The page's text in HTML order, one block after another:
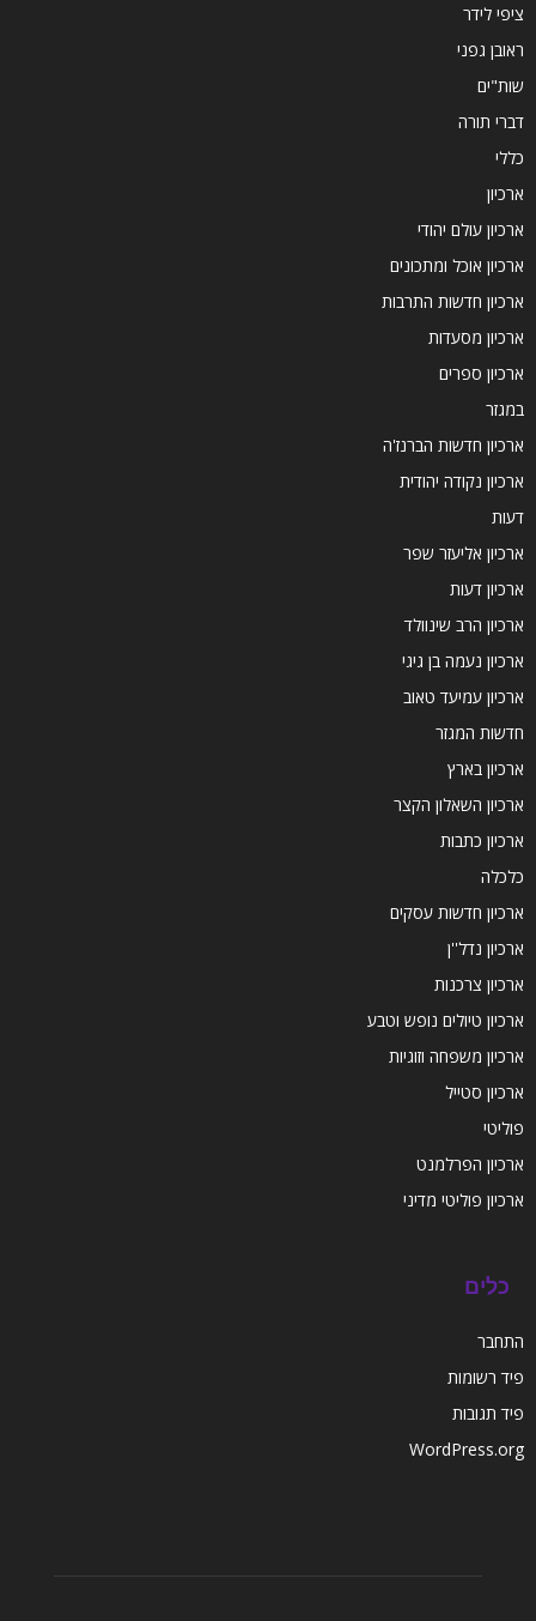
ציפי לידר
ראובן גפני
שות"ים
דברי תורה
כללי
ארכיון
ארכיון עולם יהודי
ארכיון אוכל ומתכונים
ארכיון חדשות התרבות
ארכיון מסעדות
ארכיון ספרים
במגזר
ארכיון חדשות הברנז'ה
ארכיון נקודה יהודית
דעות
ארכיון אליעזר שפר
ארכיון דעות
ארכיון הרב שינוולד
ארכיון נעמה בן גיגי
ארכיון עמיעד טאוב
חדשות המגזר
ארכיון בארץ
ארכיון השאלון הקצר
ארכיון כתבות
כלכלה
ארכיון חדשות עסקים
ארכיון נדל''ן
ארכיון צרכנות
ארכיון טיולים נופש וטבע
ארכיון משפחה וזוגיות
ארכיון סטייל
פוליטי
ארכיון הפרלמנט
ארכיון פוליטי מדיני
כלים
התחבר
פיד רשומות
פיד תגובות
WordPress.org